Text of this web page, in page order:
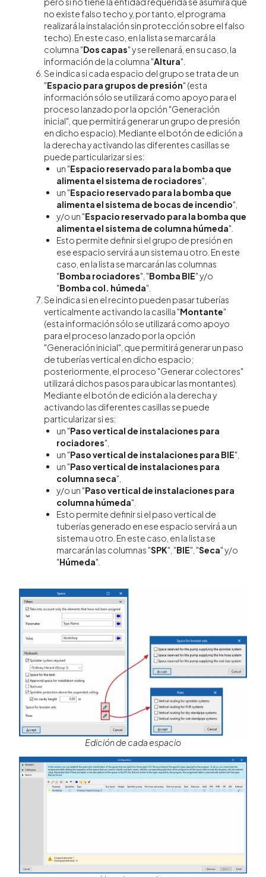
no existe falso techo y, por tanto, el programa
realizará la instalación sin protección sobre el falso
techo). En este caso, en la lista se marcará la
columna "Dos capas" y se rellenará, en su caso, la
información de la columna "Altura".
Se indica si cada espacio del grupo se trata de un
"Espacio para grupos de presión" (esta
información sólo se utilizará como apoyo para el
proceso lanzado por la opción "Generación
inicial", que permitirá generar un grupo de presión
en dicho espacio). Mediante el botón de edición a
la derecha y activando las diferentes casillas se
puede particularizar si es:
un "Espacio reservado para la bomba que
alimenta el sistema de rociadores",
un "Espacio reservado para la bomba que
alimenta el sistema de bocas de incendio",
y/o un "Espacio reservado para la bomba que
alimenta el sistema de columna húmeda".
Esto permite definir si el grupo de presión en
ese espacio servirá a un sistema u otro. En este
caso, en la lista se marcarán las columnas
"Bomba rociadores", "Bomba BIE" y/o
"Bomba col. húmeda".
Se indica si en el recinto pueden pasar tuberías
verticalmente activando la casilla "Montante"
(esta información sólo se utilizará como apoyo
para el proceso lanzado por la opción
"Generación inicial", que permitirá generar un paso
de tuberías vertical en dicho espacio;
posteriormente, el proceso "Generar colectores"
utilizará dichos pasos para ubicar las montantes).
Mediante el botón de edición a la derecha y
activando las diferentes casillas se puede
particularizar si es:
un "Paso vertical de instalaciones para
rociadores",
un "Paso vertical de instalaciones para BIE",
un "Paso vertical de instalaciones para
columna seca",
y/o un "Paso vertical de instalaciones para
columna húmeda".
Esto permite definir si el paso vertical de
tuberías generado en ese espacio servirá a un
sistema u otro. En este caso, en la lista se
marcarán las columnas "SPK", "BIE", "Seca" y/o
"Húmeda".
Edición de cada espacio